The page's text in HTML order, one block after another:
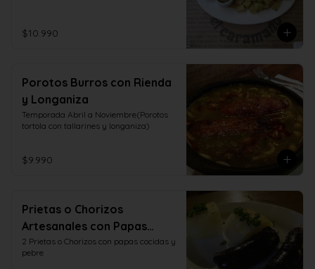
$10.990
Porotos Burros con Rienda
y Longaniza
Temporada Abril a Noviembre(Porotos
tortola con tallarines y longaniza)
$9.990
Prietas o Chorizos
Artesanales con Papas
Cocidas y Pebre
2 Prietas o Chorizos con papas cocidas y
pebre